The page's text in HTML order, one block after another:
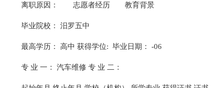
离职原因： 志愿者经历 教育背景
毕业院校： 汨罗五中
最高学历： 高中 获得学位: 毕业日期： -06
专 业 一： 汽车维修 专 业 二：